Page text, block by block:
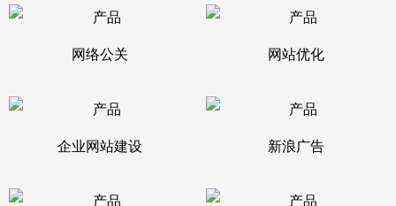
网络公关 网站优化
企业网站建设 新浪广告